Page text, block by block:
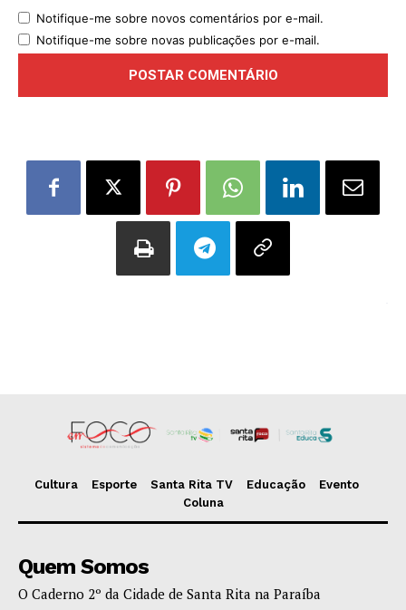
Notifique-me sobre novos comentários por e-mail.
Notifique-me sobre novas publicações por e-mail.
Cultura Esporte Santa Rita TV Educação
Evento
Coluna
Quem Somos
O Caderno 2º da Cidade de Santa Rita na Paraíba